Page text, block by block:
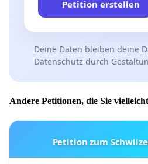
Petition erstellen
Deine Daten bleiben deine
Datenschutz durch
Andere Petitionen, die Sie
Petition zum